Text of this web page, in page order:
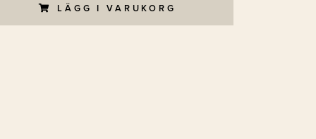
LÄGG I VARUKORG